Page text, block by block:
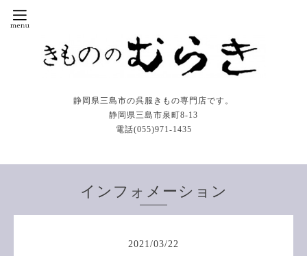
静岡県三島市の呉服きもの専門店です。
静岡県三島市泉町8-13
電話(055)971-1435
インフォメーション
2021 /03/22